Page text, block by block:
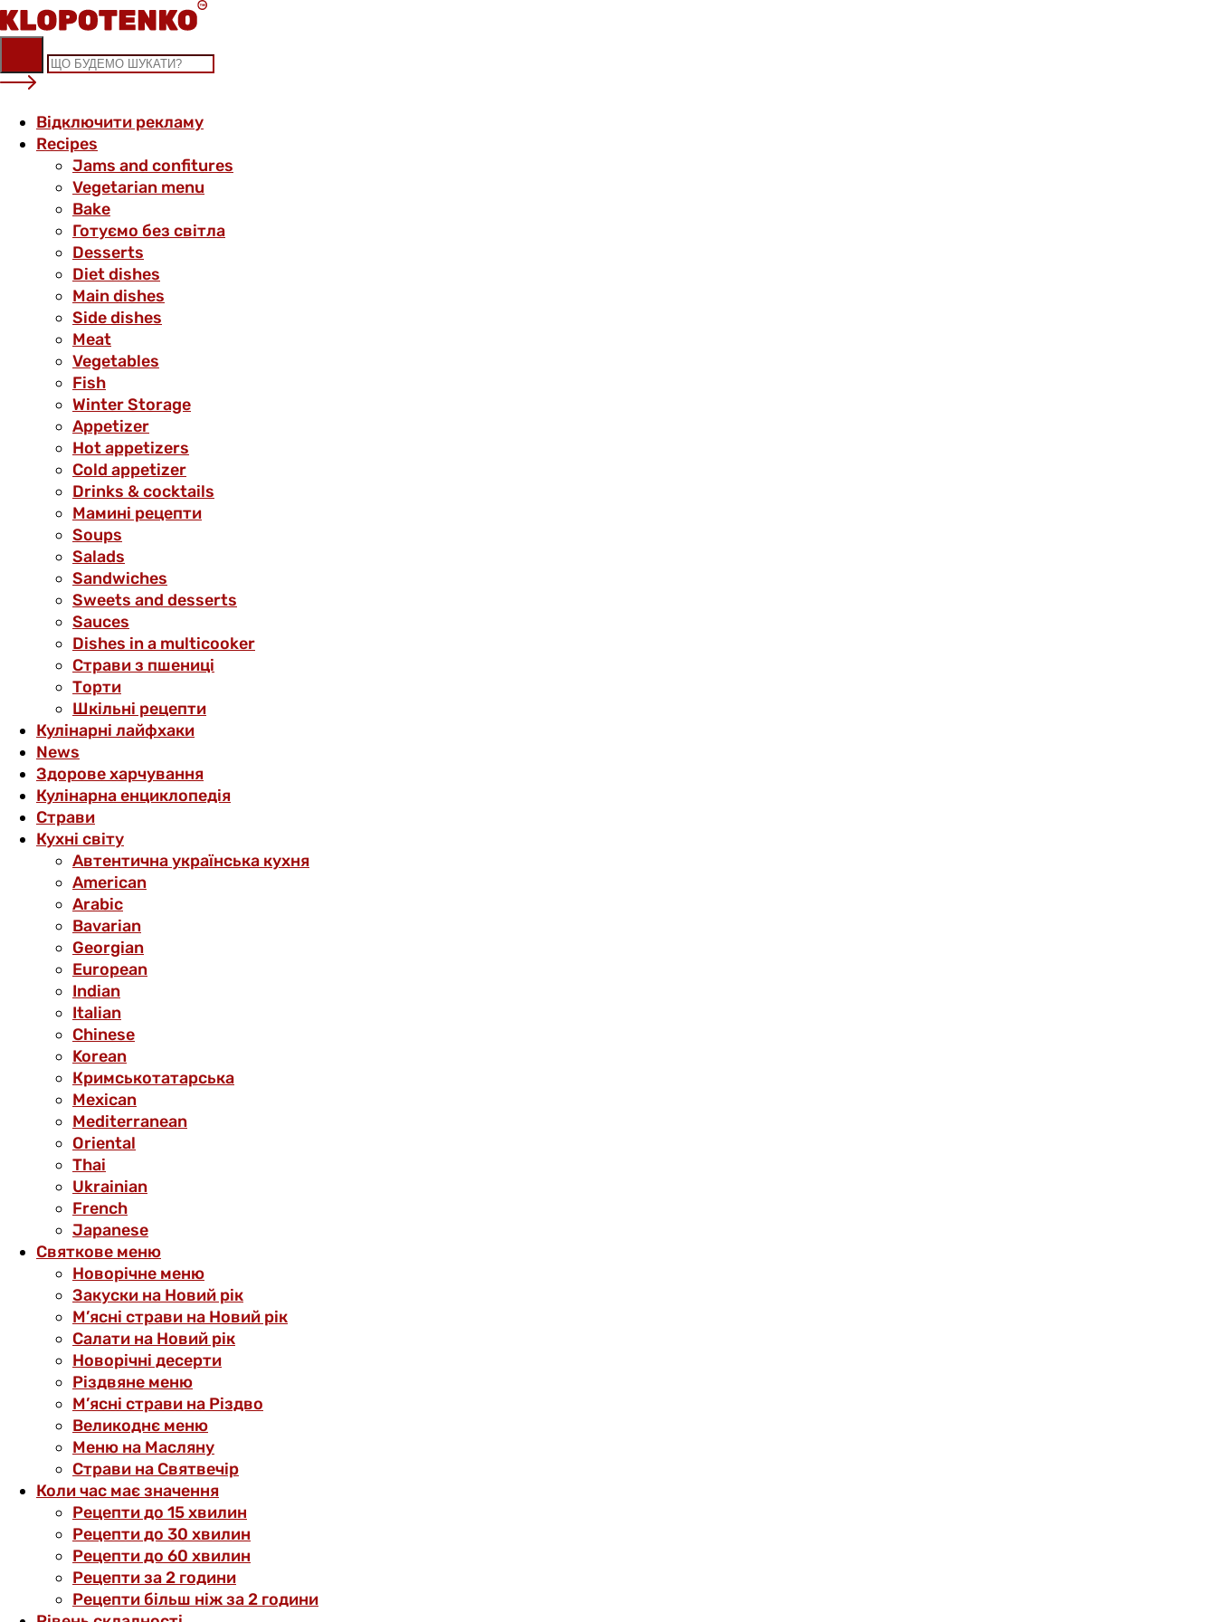
Skip
to
content
Відключити рекламу
Recipes
Jams and confitures
Vegetarian menu
Bake
Готуємо без світла
Desserts
Diet dishes
Main dishes
Side dishes
Meat
Vegetables
Fish
Winter Storage
Аppetizer
Hot appetizers
Cold appetizer
Drinks & cocktails
Мамині рецепти
Soups
Salads
Sandwiches
Sweets and desserts
Sauces
Dishes in a multicooker
Страви з пшениці
Торти
Шкільні рецепти
Кулінарні лайфхаки
News
Здорове харчування
Кулінарна енциклопедія
Страви
Кухні світу
Автентична українська кухня
American
Arabic
Bavarian
Georgian
European
Indian
Italian
Chinese
Korean
Кримськотатарська
Mexican
Mediterranean
Oriental
Thai
Ukrainian
French
Japanese
Святкове меню
Новорічне меню
Закуски на Новий рік
М’ясні страви на Новий рік
Салати на Новий рік
Новорічні десерти
Різдвяне меню
М’ясні страви на Різдво
Великоднє меню
Меню на Масляну
Страви на Святвечір
Коли час має значення
Рецепти до 15 хвилин
Рецепти до 30 хвилин
Рецепти до 60 хвилин
Рецепти за 2 години
Рецепти більш ніж за 2 години